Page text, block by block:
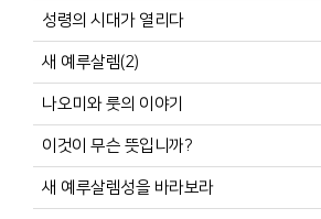
성령의 시대가 열리다
새 예루살렘(2)
나오미와 룻의 이야기
이것이 무슨 뜻입니까?
새 예루살렘성을 바라보라